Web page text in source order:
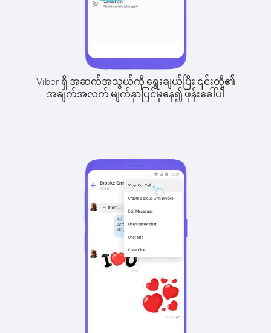
Viber ရှိ အဆက်အသွယ်ကို ရွေးချယ်ပြီး ၎င်းတို့၏
အချက်အလက် မျက်နှာပြင်မှနေ၍ ဖုန်းခေါ်ပါ